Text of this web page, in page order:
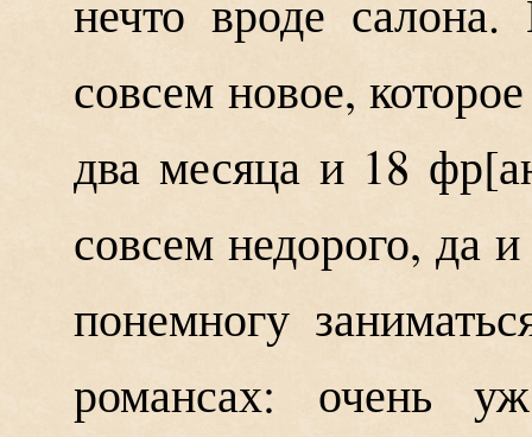
нечто вроде
совсем новое,
два месяца и 18 фр
совсем недорого, да
понемногу
романсах: очень